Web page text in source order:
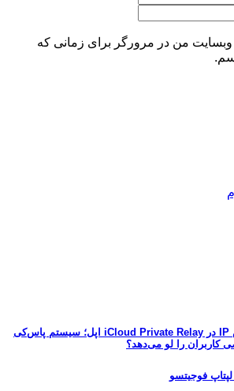
وبسایت من در مرورگر برای زمانی که
افشای نشت آدرس IP در iCloud Private Relay اپل؛ سیستم پاس‌کی
کاربران را لو می‌دهد؟
فوجیتسو